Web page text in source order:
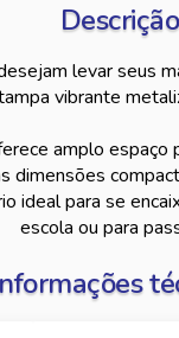
Descrição
levar seus
vibrante
amplo espaço
dimensões
ideal para se
escola ou para